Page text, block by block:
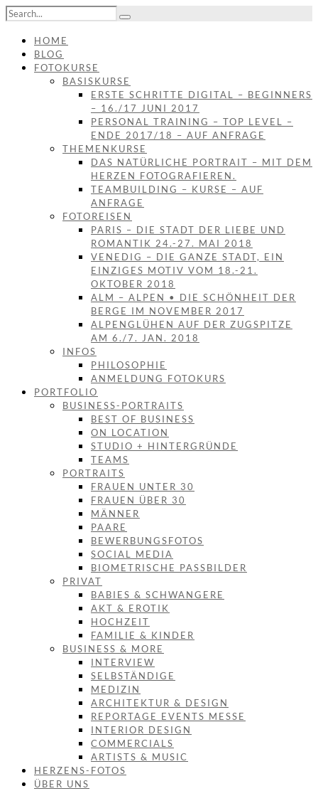
HOME
BLOG
FOTOKURSE
BASISKURSE
ERSTE SCHRITTE DIGITAL – BEGINNERS
– 16./17 JUNI 2017
PERSONAL TRAINING – TOP LEVEL –
ENDE 2017/18 – AUF ANFRAGE
THEMENKURSE
DAS NATÜRLICHE PORTRAIT – MIT DEM
HERZEN FOTOGRAFIEREN.
TEAMBUILDING – KURSE – AUF
ANFRAGE
FOTOREISEN
PARIS – DIE STADT DER LIEBE UND
ROMANTIK 24.-27. MAI 2018
VENEDIG – DIE GANZE STADT, EIN
EINZIGES MOTIV VOM 18.-21.
OKTOBER 2018
ALM – ALPEN • DIE SCHÖNHEIT DER
BERGE IM NOVEMBER 2017
ALPENGLÜHEN AUF DER ZUGSPITZE
AM 6./7. JAN. 2018
INFOS
PHILOSOPHIE
ANMELDUNG FOTOKURS
PORTFOLIO
BUSINESS-PORTRAITS
BEST OF BUSINESS
ON LOCATION
STUDIO + HINTERGRÜNDE
TEAMS
PORTRAITS
FRAUEN UNTER 30
FRAUEN ÜBER 30
MÄNNER
PAARE
BEWERBUNGSFOTOS
SOCIAL MEDIA
BIOMETRISCHE PASSBILDER
PRIVAT
BABIES & SCHWANGERE
AKT & EROTIK
HOCHZEIT
FAMILIE & KINDER
BUSINESS & MORE
INTERVIEW
SELBSTÄNDIGE
MEDIZIN
ARCHITEKTUR & DESIGN
REPORTAGE EVENTS MESSE
INTERIOR DESIGN
COMMERCIALS
ARTISTS & MUSIC
HERZENS-FOTOS
ÜBER UNS